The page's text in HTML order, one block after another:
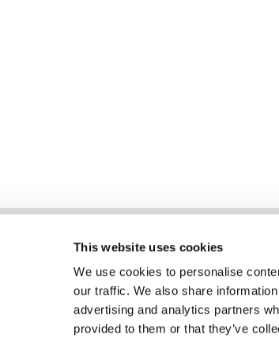
This website uses cookies
We use cookies to personalise
our traffic. We also share
advertising and analytics partners
provided to them or that they’ve